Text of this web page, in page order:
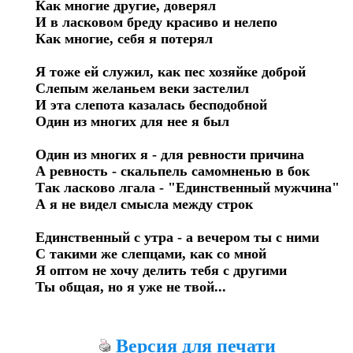
Как многие другие, доверял
И в ласковом бреду красиво и нелепо
Как многие, себя я потерял
Я тоже ей служил, как пес хозяйке доброй
Слепым желаньем веки застелил
И эта слепота казалась бесподобной
Один из многих для нее я был
Один из многих я - для ревности причина
А ревность - скальпель самомненью в бок
Так ласково лгала - "Единственный мужчина"
А я не видел смысла между строк
Единственный с утра - а вечером ты с ними
С такими же слепцами, как со мной
Я оптом не хочу делить тебя с другими
Ты общая, но я уже не твой...
Версия для печати